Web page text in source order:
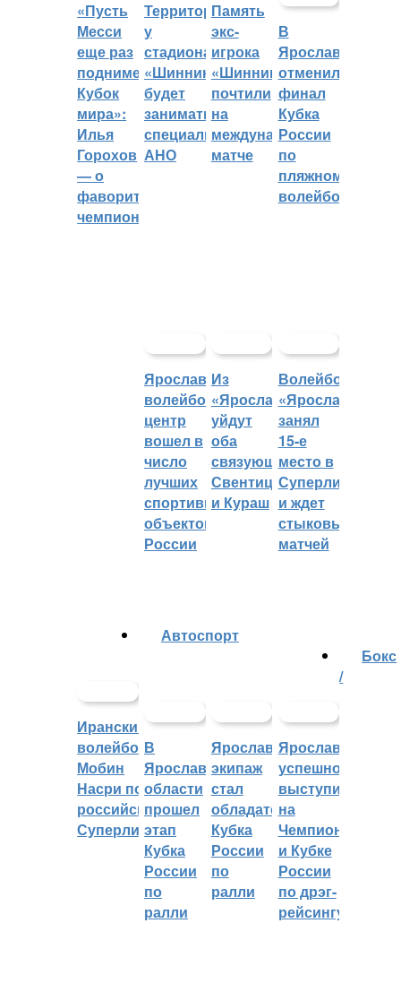
«Пусть
Месси
еще раз
поднимет
Кубок
мира»:
Илья
Горохов
— о
фаворитах
чемпионата
Территорией
у
стадиона
«Шинник»
будет
заниматься
специальное
АНО
Память
экс-
игрока
«Шинника»
почтили
на
международном
матче
В
Ярославле
отменили
финал
Кубка
России
по
пляжному
волейболу
Ярославский
волейбольный
центр
вошел в
число
лучших
спортивных
объектов
России
Из
«Ярославича»
уйдут
оба
связующих:
Свентицкис
и Кураш
Волейбольный
«Ярославич»
занял
15-е
место в
Суперлиге
и ждет
стыковых
матчей
Иранский
волейболист
Мобин
Насри покинет
российскую
Суперлигу
Автоспорт
В
Ярославской
области
прошел
этап
Кубка
России
по
ралли
Ярославский
экипаж
стал
обладателем
Кубка
России
по
ралли
Ярославцы
успешно
выступили
на
Чемпионате
и Кубке
России
по дрэг-
рейсингу
Бокс
/